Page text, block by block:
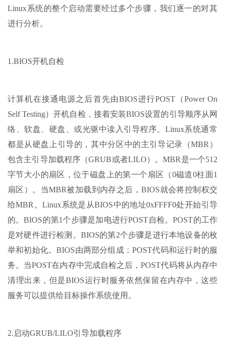
Linux系统的整个启动需要经过多个步骤，我们逐一的对其
进行分析。
1.BIOS开机自检
计算机在接通电源之后首先由BIOS进行POST（Power On
Self Testing）开机自检，接着安装BIOS设置的引导顺序从网
络、软盘、硬盘、或光驱中读入引导程序。Linux系统通常
都是从硬盘上引导的，其中分区中的主引导记录（MBR）
包含主引导加载程序（GRUB或者LILO）。MBR是一个512
字节大小的扇区，位于磁盘上的第一个扇区（0磁道0柱面1
扇区）。当MBR被加载到内存之后，BIOS就会将控制权交
给MBR。Linux系统是从BIOS中的地址0xFFFF0处开始引导
的。BIOS的第1个步骤是加电进行POST自检。POST的工作
是对硬件进行检测。BIOS的第2个步骤是进行本地设备的枚
举和初始化。BIOS由两部分组成：POST代码和运行时的服
务。当POST在内存中完成自检之后，POST代码将从内存中
清理出来，但是BIOS运行时服务依然保留在内存中，这些
服务可以提供给目标操作系统使用。
2.启动GRUB/LILO引导加载程序